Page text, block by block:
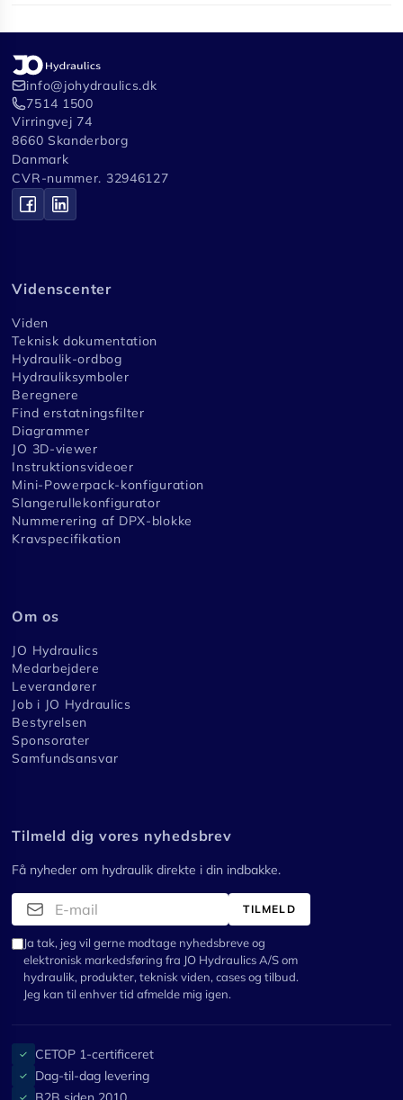
info@johydraulics.dk
7514 1500
Virringvej 74
8660 Skanderborg
Danmark
CVR-nummer. 32946127
Videnscenter
Viden
Teknisk dokumentation
Hydraulik-ordbog
Hydrauliksymboler
Beregnere
Find erstatningsfilter
Diagrammer
JO 3D-viewer
Instruktionsvideoer
Mini-Powerpack-konfiguration
Slangerullekonfigurator
Nummerering af DPX-blokke
Kravspecifikation
Om os
JO Hydraulics
Medarbejdere
Leverandører
Job i JO Hydraulics
Bestyrelsen
Sponsorater
Samfundsansvar
Tilmeld dig vores nyhedsbrev
Få nyheder om hydraulik direkte i din indbakke.
TILMELD
Ja tak, jeg vil gerne modtage nyhedsbreve og
elektronisk markedsføring fra JO Hydraulics A/S om
hydraulik, produkter, teknisk viden, cases og tilbud.
Jeg kan til enhver tid afmelde mig igen.
✓ CETOP 1-certificeret
✓ Dag-til-dag levering
✓